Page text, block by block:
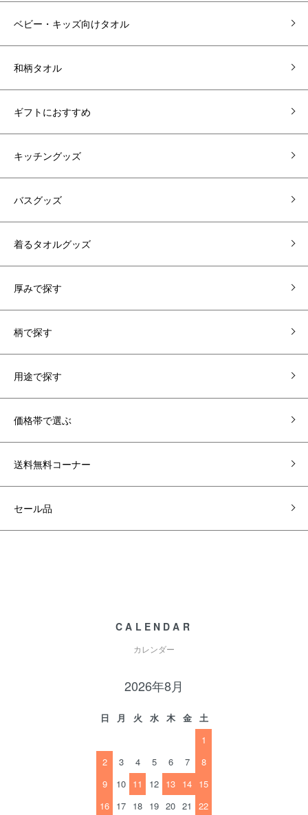
ベビー・キッズ向けタオル
和柄タオル
ギフトにおすすめ
キッチングッズ
バスグッズ
着るタオルグッズ
厚みで探す
柄で探す
用途で探す
価格帯で選ぶ
送料無料コーナー
セール品
CALENDAR
カレンダー
2026年8月
日 月 火 水 木 金
土
1
2
3 4 5 6 7
8
9
10 11 12 13 14 15
16 17 18 19 20 21
22